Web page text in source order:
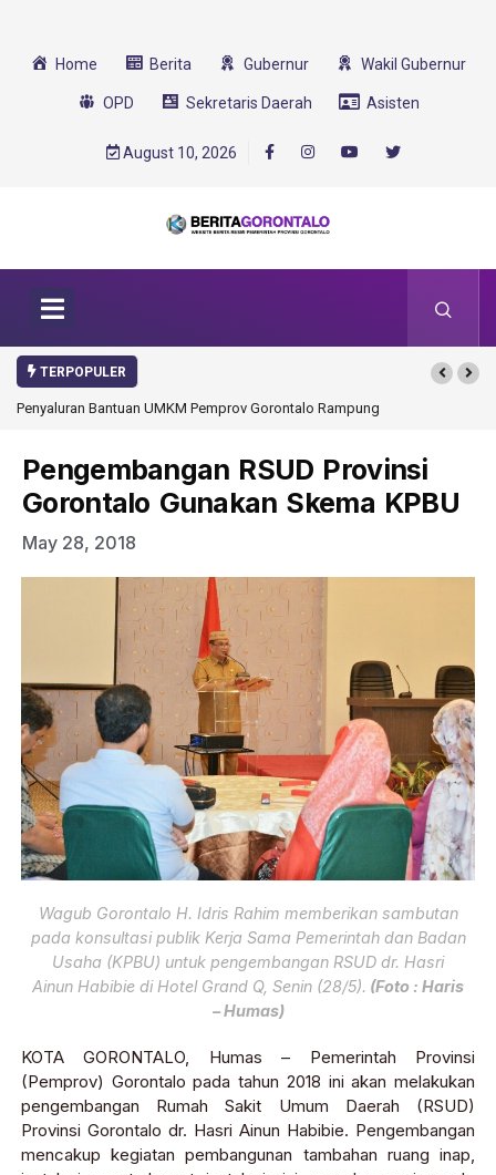
Home Berita Gubernur Wakil Gubernur
OPD Sekretaris Daerah Asisten
August 10, 2026
TERPOPULER
Penyaluran Bantuan UMKM Pemprov Gorontalo Rampung
Pengembangan RSUD Provinsi
Gorontalo Gunakan Skema KPBU
May 28, 2018
Wagub Gorontalo H. Idris Rahim memberikan sambutan
pada konsultasi publik Kerja Sama Pemerintah dan Badan
Usaha (KPBU) untuk pengembangan RSUD dr. Hasri
Ainun Habibie di Hotel Grand Q, Senin (28/5). (Foto : Haris
– Humas)
KOTA GORONTALO, Humas – Pemerintah Provinsi
(Pemprov) Gorontalo pada tahun 2018 ini akan melakukan
pengembangan Rumah Sakit Umum Daerah (RSUD)
Provinsi Gorontalo dr. Hasri Ainun Habibie. Pengembangan
mencakup kegiatan pembangunan tambahan ruang inap,